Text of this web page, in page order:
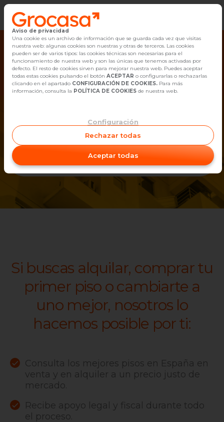
Vender
Buscar Inmuebles
Alquiler
Empleo
Oficinas
Contacto
Tenemos el piso que buscas
Tu historia comienza aquí
¿Dónde buscas piso?
¡Ups! No hemos encontrado el
piso que estabas buscando.
Pero no te preocupes, comienza tu
búsqueda aquí:
Si buscas alquilar, comprar tu
primer piso o cambiarte a
uno mejor, nosotros lo
hacemos posible por ti:
Consulta los mejores pisos en España en
venta y en alquiler a un precio justo de
mercado.
Recibe apoyo legal y fiscal durante todo
el proceso.
Aviso de privacidad
Una cookie es un archivo de información que se guarda cada vez que visitas
nuestra web: algunas cookies son nuestras y otras de terceros. Las cookies
pueden ser de varios tipos: las cookies técnicas son necesarias para el
funcionamiento de nuestra web y son las únicas que tenemos activadas por
defecto. El resto de cookies sirven para mejorar nuestra web. Puedes aceptar
todas estas cookies pulsando el botón ACEPTAR o configurarlas o rechazarlas
clicando en el apartado CONFIGURACIÓN DE COOKIES. Para más
información, consulta la POLÍTICA DE COOKIES de nuestra web.
Configuración
Rechazar todas
Aceptar todas